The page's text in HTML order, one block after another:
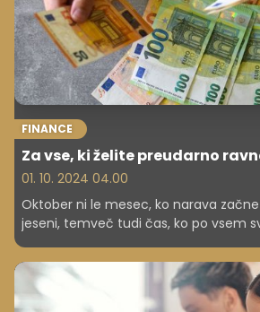
FINANCE
Za vse, ki želite preudarno
01. 10. 2024 04.00
Oktober ni le mesec, ko narava
jeseni, temveč tudi čas, ko po vsem
pomen varčevanja. Mesec varčevanja
oktobra s svetovnim dnevom
opominja na pomembnost
denarjem.